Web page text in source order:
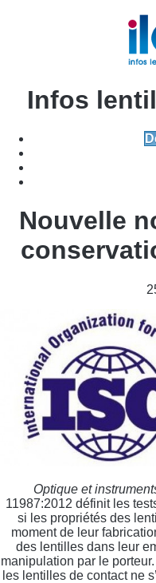
Infos
Nouvelle
Optique et
11987:2012 définit les
si les propriétés des
moment de leur
des lentilles dans leur
manipulation par le
les lentilles de contact ne